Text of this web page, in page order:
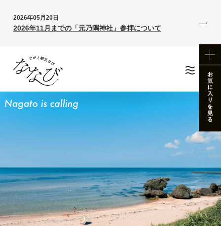
2026年05月20日
2026年11月までの「元乃隅神社」参拝について